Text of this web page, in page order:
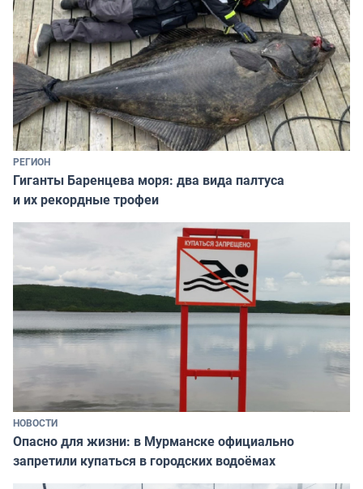
РЕГИОН
Гиганты Баренцева моря: два вида палтуса
и их рекордные трофеи
НОВОСТИ
Опасно для жизни: в Мурманске официально
запретили купаться в городских водоёмах